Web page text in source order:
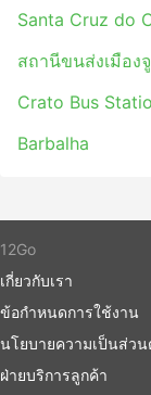
ทางที่น่าพึง
ข้อเสียของกา
สถานีขนส่ง
ใกล้กับทาง
ที่อนุญาตใ
บริการขนส่
เนื่องจากร
ด้วยหากคุณ
ยิ่งหากคุณไ
รถประจำท
Santa Cruz do
สถานีขนส่งเมือง
Crato Bus
Barbalha
12Go
เกี่ยวกับเรา
ข้อกำหนดการใช้งาน
นโยบายความเป็นส่วน
ฝ่ายบริการลูกค้า